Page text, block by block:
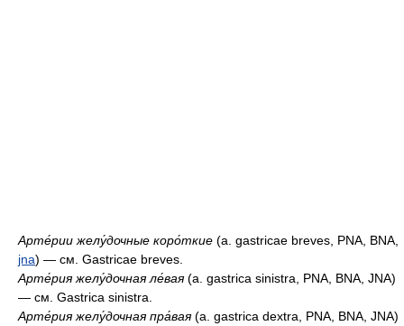
Арте́рии желу́дочные коро́ткие (a. gastricae breves, PNA, BNA,
jna) — см. Gastricae breves.
Арте́рия желу́дочная ле́вая(a. gastrica sinistra, PNA, BNA, JNA)
— см. Gastrica sinistra.
Арте́рия желу́дочная пра́вая(a. gastrica dextra, PNA, BNA, JNA)